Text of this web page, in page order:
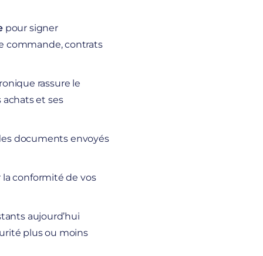
pour signer
commande, contrats
rassure le
et ses
documents envoyés
conformité de vos
aujourd’hui
plus ou moins